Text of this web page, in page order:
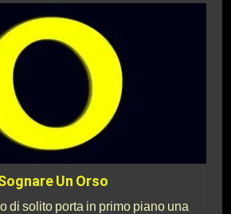
Un Orso
di solito porta in primo piano una